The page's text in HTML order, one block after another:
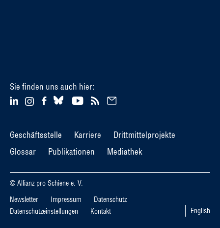
Sie finden uns auch hier:
Geschäftsstelle Karriere
Drittmittelprojekte
Glossar
Publikationen Mediathek
© Allianz pro Schiene e. V.
Newsletter
Impressum
Datenschutz
Datenschutzeinstellungen
Kontakt English